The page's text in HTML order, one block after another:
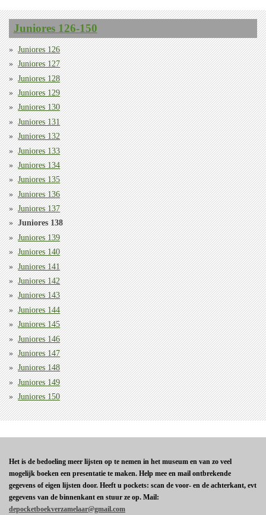
Juniores 126-150
Juniores 126
Juniores 127
Juniores 128
Juniores 129
Juniores 130
Juniores 131
Juniores 132
Juniores 133
Juniores 134
Juniores 135
Juniores 136
Juniores 137
Juniores 138
Juniores 139
Juniores 140
Juniores 141
Juniores 142
Juniores 143
Juniores 144
Juniores 145
Juniores 146
Juniores 147
Juniores 148
Juniores 149
Juniores 150
Het is de bedoeling meer lijsten op te nemen in het museum en van zo veel
mogelijk boeken een presentatie te maken. Help mee en mail ontbrekende
gegevens of eigen lijsten door. Heeft u pockets: scan de voor- en de achterkant, evt
gegevens van de binnenkant en stuur ze op. Mail:
depocketboekverzamelaar@gmail.com